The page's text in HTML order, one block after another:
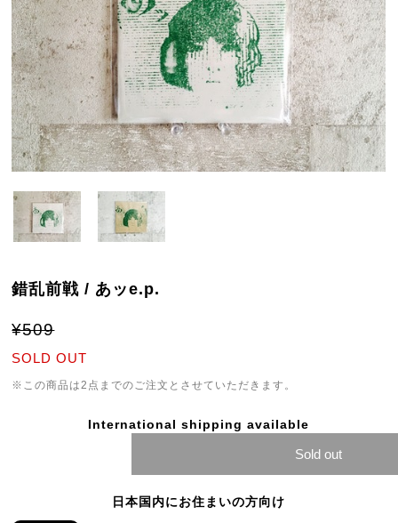
錯乱前戦 / あッe.p.
¥509
SOLD OUT
※この商品は2点までのご注文とさせていただきます。
International shipping available
Sold out
日本国内にお住まいの方向け